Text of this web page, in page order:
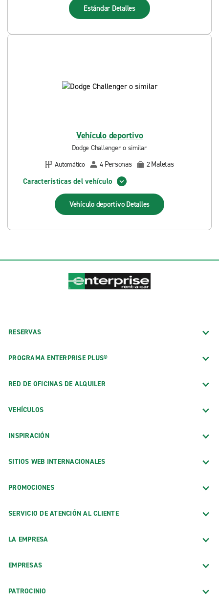
Estándar Detalles
Vehículo deportivo
Dodge Challenger o similar
Automático
4 Personas 2Maletas
Características del vehículo
Vehículo deportivo Detalles
RESERVAS
PROGRAMA ENTERPRISE PLUS®
RED DE OFICINAS DE ALQUILER
VEHÍCULOS
INSPIRACIÓN
SITIOS WEB INTERNACIONALES
PROMOCIONES
SERVICIO DE ATENCIÓN AL CLIENTE
LA EMPRESA
EMPRESAS
PATROCINIO